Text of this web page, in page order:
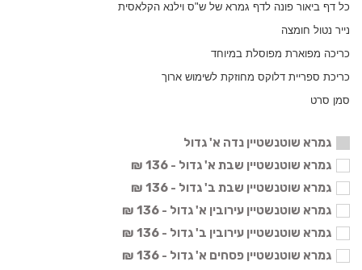
כל דף ביאור פונה לדף גמרא של ש"ס וילנא הקלאסית
נייר נטול חומצה
כריכה מפוארת מפוסלת במיוחד
כריכת ספריית דלוקס מחוזקת לשימוש ארוך
סמן סרט
גמרא שוטנשטיין נדה א' גדול
גמרא שוטנשטיין שבת א' גדול - 136 ₪
גמרא שוטנשטיין שבת ב' גדול - 136 ₪
גמרא שוטנשטיין עירובין א' גדול - 136 ₪
גמרא שוטנשטיין עירובין ב' גדול - 136 ₪
גמרא שוטנשטיין פסחים א' גדול - 136 ₪